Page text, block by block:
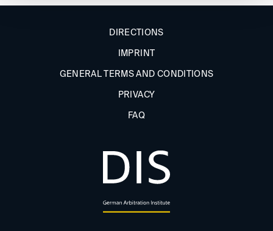
DIRECTIONS
IMPRINT
GENERAL TERMS AND CONDITIONS
PRIVACY
FAQ